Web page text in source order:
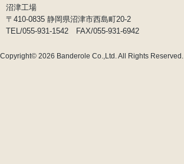
沼津工場
〒410-0835 静岡県沼津市西島町20-2
TEL/055-931-1542 FAX/055-931-6942
Copyright© 2026 Banderole Co.,Ltd.All Rights Reserved.